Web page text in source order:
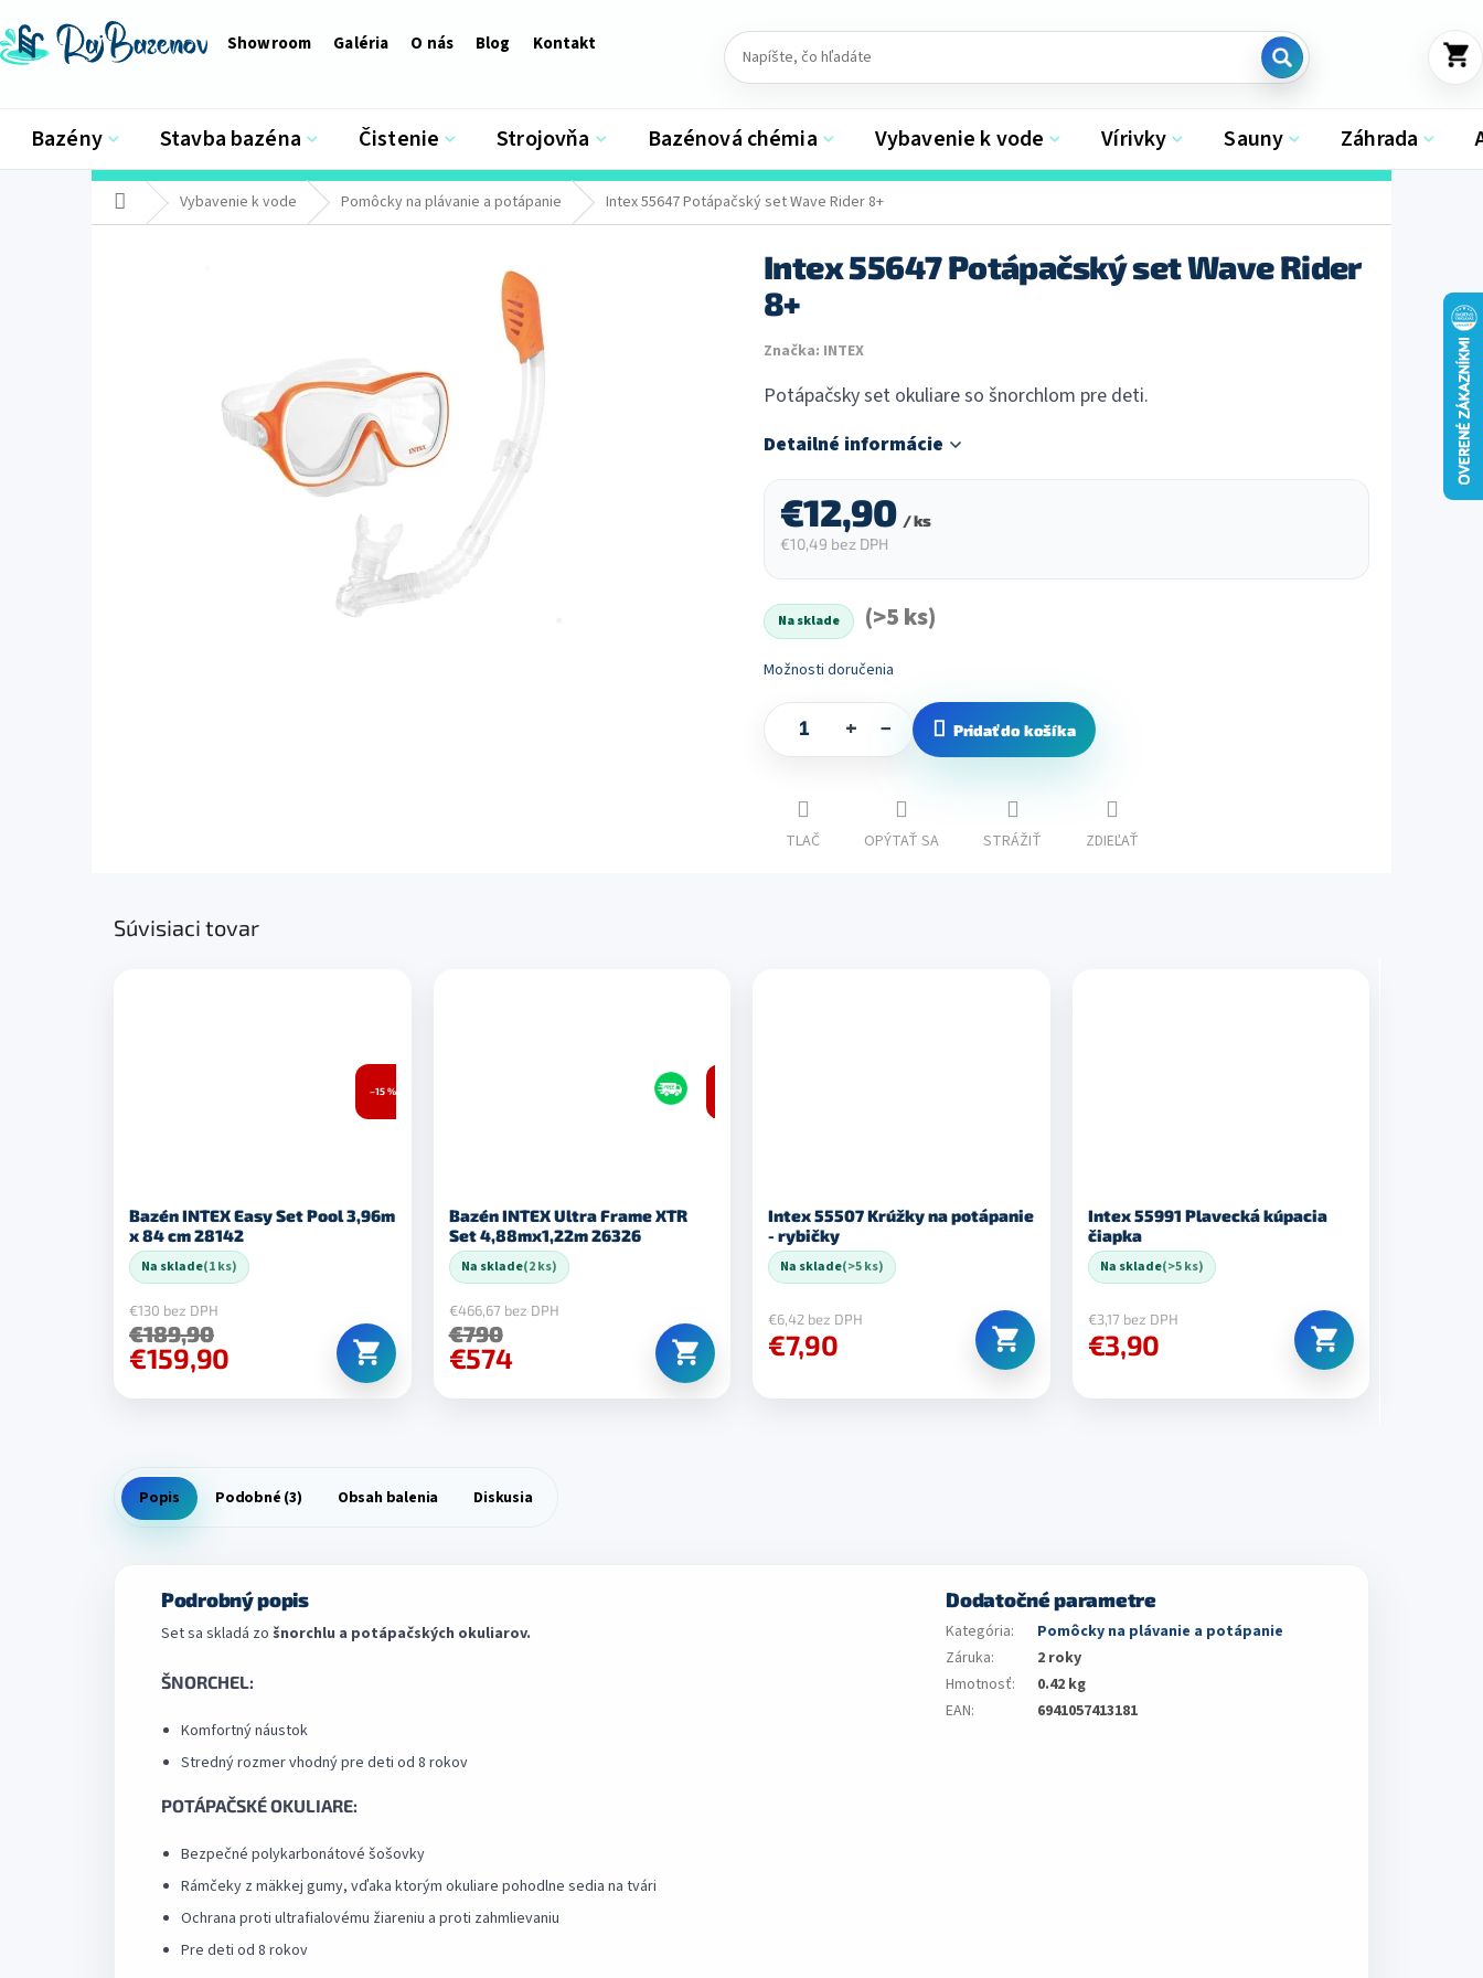
na
obsah
Showroom Galéria O nás Blog Kontakt
KOŠÍK
Bazény Stavba bazéna Čistenie Strojovňa Bazénová chémia Vybavenie k vode Vírivky Sauny Záhrada
DomovVybavenie k vode Pomôcky na plávanie a potápanie Intex 55647 Potápačský set Wave Rider 8+
Intex 55647 Potápačský set Wave Rider
8+
Značka: INTEX
Potápačsky set okuliare so šnorchlom pre deti.
Detailné informácie
€12,90 / ks
€10,49 bez DPH
Na sklade
(>5 ks)
Možnosti doručenia
+ − Pridať do košíka
TLAČ OPÝTAŤ SA STRÁŽIŤ ZDIEĽAŤ
Súvisiaci tovar
–15 %
Bazén INTEX Easy Set Pool 3,96m
x 84 cm 28142
Na sklade(1 ks)
€130 bez DPH
€189,90
€159,90
Bazén INTEX Ultra Frame XTR
Set 4,88mx1,22m 26326
Na sklade(2 ks)
€466,67 bez DPH
€790
€574
Intex 55507 Krúžky na potápanie
- rybičky
Na sklade(>5 ks)
€6,42 bez DPH
€7,90
Intex 55991 Plavecká kúpacia
čiapka
Na sklade(>5 ks)
€3,17 bez DPH
€3,90
Popis Podobné (3) Obsah balenia Diskusia
Podrobný popis
Set sa skladá zo šnorchlu a potápačských okuliarov.
ŠNORCHEL:
Komfortný náustok
Stredný rozmer vhodný pre deti od 8 rokov
POTÁPAČSKÉ OKULIARE:
Bezpečné polykarbonátové šošovky
Rámčeky z mäkkej gumy, vďaka ktorým okuliare pohodlne sedia na tvári
Ochrana proti ultrafialovému žiareniu a proti zahmlievaniu
Pre deti od 8 rokov
Dodatočné parametre
Kategória:
Pomôcky na plávanie a potápanie
Záruka:
2 roky
Hmotnosť:
0.42 kg
EAN: 6941057413181